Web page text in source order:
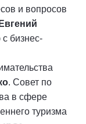
и вопросов
Евгений
бизнес-
. Совет по
в сфере
туризма